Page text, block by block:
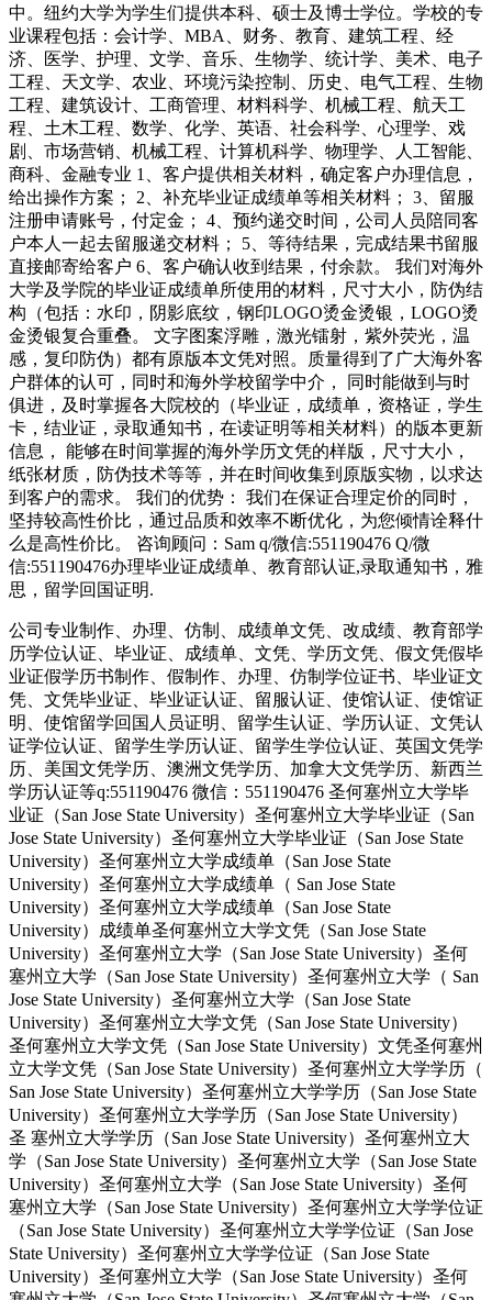
中。纽约大学为学生们提供本科、硕士及博士学位。学校的专
业课程包括：会计学、MBA、财务、教育、建筑工程、经
济、医学、护理、文学、音乐、生物学、统计学、美术、电子
工程、天文学、农业、环境污染控制、历史、电气工程、生物
工程、建筑设计、工商管理、材料科学、机械工程、航天工
程、土木工程、数学、化学、英语、社会科学、心理学、戏
剧、市场营销、机械工程、计算机科学、物理学、人工智能、
商科、金融专业 1、客户提供相关材料，确定客户办理信息，
给出操作方案； 2、补充毕业证成绩单等相关材料； 3、留服
注册申请账号，付定金； 4、预约递交时间，公司人员陪同客
户本人一起去留服递交材料； 5、等待结果，完成结果书留服
直接邮寄给客户 6、客户确认收到结果，付余款。 我们对海外
大学及学院的毕业证成绩单所使用的材料，尺寸大小，防伪结
构（包括：水印，阴影底纹，钢印LOGO烫金烫银，LOGO烫
金烫银复合重叠。 文字图案浮雕，激光镭射，紫外荧光，温
感，复印防伪）都有原版本文凭对照。质量得到了广大海外客
户群体的认可，同时和海外学校留学中介， 同时能做到与时
俱进，及时掌握各大院校的（毕业证，成绩单，资格证，学生
卡，结业证，录取通知书，在读证明等相关材料）的版本更新
信息， 能够在时间掌握的海外学历文凭的样版，尺寸大小，
纸张材质，防伪技术等等，并在时间收集到原版实物，以求达
到客户的需求。 我们的优势： 我们在保证合理定价的同时，
坚持较高性价比，通过品质和效率不断优化，为您倾情诠释什
么是高性价比。 咨询顾问：Sam q/微信:551190476 Q/微
信:551190476办理毕业证成绩单、教育部认证,录取通知书，雅
思，留学回国证明.
公司专业制作、办理、仿制、成绩单文凭、改成绩、教育部学
历学位认证、毕业证、成绩单、文凭、学历文凭、假文凭假毕
业证假学历书制作、假制作、办理、仿制学位证书、毕业证文
凭、文凭毕业证、毕业证认证、留服认证、使馆认证、使馆证
明、使馆留学回国人员证明、留学生认证、学历认证、文凭认
证学位认证、留学生学历认证、留学生学位认证、英国文凭学
历、美国文凭学历、澳洲文凭学历、加拿大文凭学历、新西兰
学历认证等q:551190476 微信：551190476 圣何塞州立大学毕
业证（San Jose State University）圣何塞州立大学毕业证（San
Jose State University）圣何塞州立大学毕业证（San Jose State
University）圣何塞州立大学成绩单（San Jose State
University）圣何塞州立大学成绩单（ San Jose State
University）圣何塞州立大学成绩单（San Jose State
University）成绩单圣何塞州立大学文凭（San Jose State
University）圣何塞州立大学（San Jose State University）圣何
塞州立大学（San Jose State University）圣何塞州立大学（ San
Jose State University）圣何塞州立大学（San Jose State
University）圣何塞州立大学文凭（San Jose State University）
圣何塞州立大学文凭（San Jose State University）文凭圣何塞州
立大学文凭（San Jose State University）圣何塞州立大学学历（
San Jose State University）圣何塞州立大学学历（San Jose State
University）圣何塞州立大学学历（San Jose State University）
圣 塞州立大学学历（San Jose State University）圣何塞州立大
学（San Jose State University）圣何塞州立大学（San Jose State
University）圣何塞州立大学（San Jose State University）圣何
塞州立大学（San Jose State University）圣何塞州立大学学位证
（San Jose State University）圣何塞州立大学学位证（San Jose
State University）圣何塞州立大学学位证（San Jose State
University）圣何塞州立大学（San Jose State University）圣何